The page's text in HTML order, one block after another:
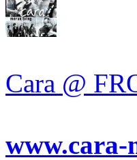
Cara @
www.cara-